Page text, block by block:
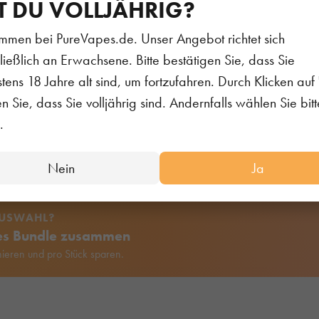
DU VOLLJÄHRIG?
bei PureVapes.de. Unser Angebot richtet sich
an Erwachsene. Bitte bestätigen Sie, dass Sie
18 Jahre alt sind, um fortzufahren. Durch Klicken auf
Sie, dass Sie volljährig sind. Andernfalls wählen Sie
Nein Ja
stehen für ein großartiges Geschmackserlebnis, bei
holst Du Dir die beliebten und intensiven Elfbar
System. Vorbefüllt mit 2.0 ml Liquid und einer
des integrierten Mesh Verdampferkopfs mit jedem Zug
Bundle zusammen
und pro Stück sparen.